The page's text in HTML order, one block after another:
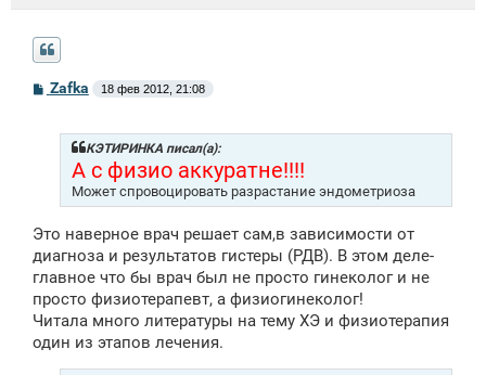
СZafka 18 фев 2012, 21:08
КЭТИРИНКА писал(а):
А с физио аккуратне!!!!
Может спровоцировать разрастание эндометриоза
Это наверное врач решает сам,в зависимости от
диагноза и результатов гистеры (РДВ). В этом деле-
главное что бы врач был не просто гинеколог и не
просто физиотерапевт, а физиогинеколог!
Читала много литературы на тему ХЭ и физиотерапия
один из этапов лечения.